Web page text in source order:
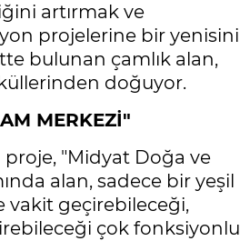
artırmak ve
projelerine bir yenisini
bulunan çamlık alan,
doğuyor.
MERKEZİ"
proje, "Midyat Doğa ve
alan, sadece bir yeşil
vakit geçirebileceği,
çok fonksiyonlu